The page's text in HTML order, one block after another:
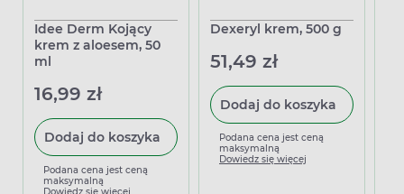
Idee Derm Kojący
krem z aloesem, 50
ml
16,99 zł
Dodaj do koszyka
Podana cena jest ceną
maksymalną
Dowiedz się więcej
Dexeryl krem, 500 g
51,49 zł
Dodaj do koszyka
Podana cena jest ceną
maksymalną
Dowiedz się więcej